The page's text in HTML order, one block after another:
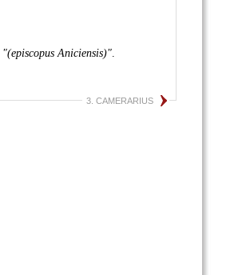
(episcopus Aniciensis) .
3. CAMERARIUS